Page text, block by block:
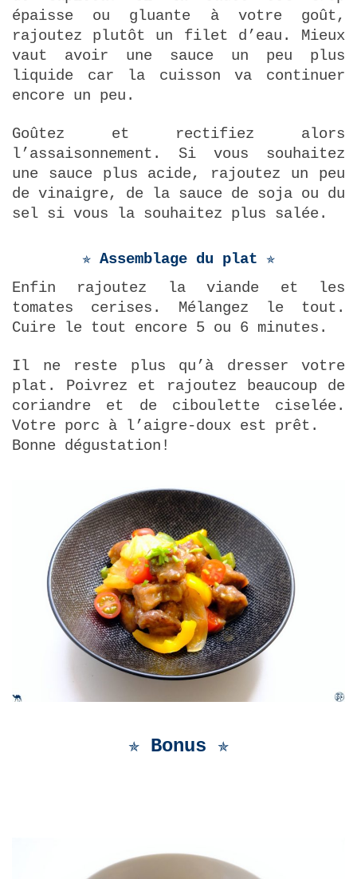
épaisse ou gluante à votre goût,
rajoutez plutôt un filet d’eau. Mieux
vaut avoir une sauce un peu plus
liquide car la cuisson va continuer
encore un peu.
Goûtez et rectifiez alors
l’assaisonnement. Si vous souhaitez
une sauce plus acide, rajoutez un peu
de vinaigre, de la sauce de soja ou du
sel si vous la souhaitez plus salée.
✯ Assemblage du plat ✯
Enfin rajoutez la viande et les
tomates cerises. Mélangez le tout.
Cuire le tout encore 5 ou 6 minutes.
Il ne reste plus qu’à dresser votre
plat. Poivrez et rajoutez beaucoup de
coriandre et de ciboulette ciselée.
Votre porc à l’aigre-doux est prêt.
Bonne dégustation!
✯ Bonus ✯